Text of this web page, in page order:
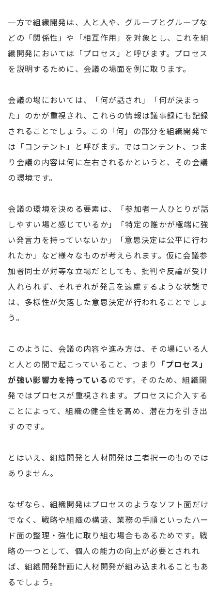
一方で組織開発は、人と人や、グループとグループな
どの「関係性」や「相互作用」を対象とし、これを組
織開発においては「プロセス」と呼びます。プロセス
を説明するために、会議の場面を例に取ります。
会議の場においては、「何が話され」「何が決まっ
た」のかが重視され、これらの情報は議事録にも記録
されることでしょう。この「何」の部分を組織開発で
は「コンテント」と呼びます。ではコンテント、つま
り会議の内容は何に左右されるかというと、その会議
の環境です。
会議の環境を決める要素は、「参加者一人ひとりが話
しやすい場と感じているか」「特定の誰かが極端に強
い発言力を持っていないか」「意思決定は公平に行わ
れたか」など様々なものが考えられます。仮に会議参
加者同士が対等な立場だとしても、批判や反論が受け
入れられず、それぞれが発言を遠慮するような状態で
は、多様性が欠落した意思決定が行われることでしょ
う。
このように、会議の内容や進み方は、その場にいる人
と人との間で起こっていること、つまり
「プロセス」
が強い影響力を持っているのです。そのため、組織開
発ではプロセスが重視されます。プロセスに介入する
ことによって、組織の健全性を高め、潜在力を引き出
すのです。
とはいえ、組織開発と人材開発は二者択一のものでは
ありません。
なぜなら、組織開発はプロセスのようなソフト面だけ
でなく、戦略や組織の構造、業務の手順といったハー
ド面の整理・強化に取り組む場合もあるためです。戦
略の一つとして、個人の能力の向上が必要とされれ
ば、組織開発計画に人材開発が組み込まれることもあ
るでしょう。